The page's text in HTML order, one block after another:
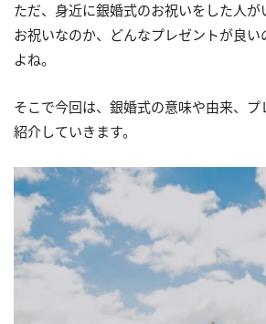
ただ、身近に銀婚式のお祝いをした人が
お祝いなのか、どんなプレゼントが良
よね。
そこで今回は、銀婚式の意味や由来、プ
紹介していきます。